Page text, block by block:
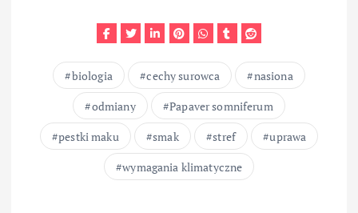
biologia cechy surowca
nasiona
odmiany
Papaver somniferum
pestki maku
smak stref
uprawa
wymagania klimatyczne